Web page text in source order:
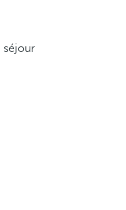
séjour